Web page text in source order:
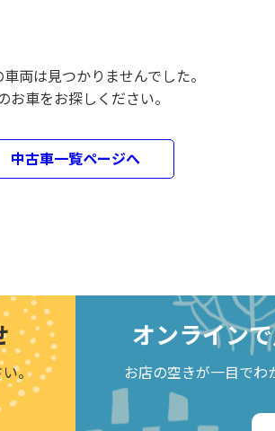
両は見つかりませんでした。
お車をお探しください。
中古車一覧ページへ
い。
オンライン
お店の空きが一目でわ